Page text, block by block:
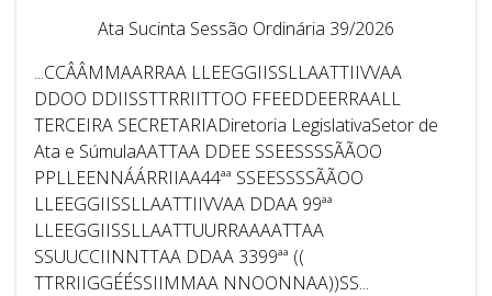
Ata Sucinta Sessão Ordinária 39/2026
...CCÂÂMMAARRAA LLEEGGIISSLLAATTIIVVAA
DDOO DDIISSTTRRIITTOO FFEEDDEERRAALL
TERCEIRA SECRETARIADiretoria LegislativaSetor de
Ata e SúmulaAATTAA DDEE SSEESSSSÃÃOO
PPLLEENNÁÁRRIIAA44ªª SSEESSSSÃÃOO
LLEEGGIISSLLAATTIIVVAA DDAA 99ªª
LLEEGGIISSLLAATTUURRAAAATTAA
SSUUCCIINNTTAA DDAA 3399ªª ((
TTRRIIGGÉÉSSIIMMAA NNOONNAA))SS...